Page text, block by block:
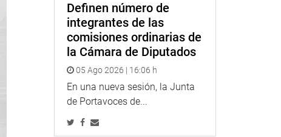
Definen número de
integrantes de las
comisiones ordinarias de
la Cámara de Diputados
05 Ago 2026 | 16:06 h
En una nueva sesión, la Junta
de Portavoces de...